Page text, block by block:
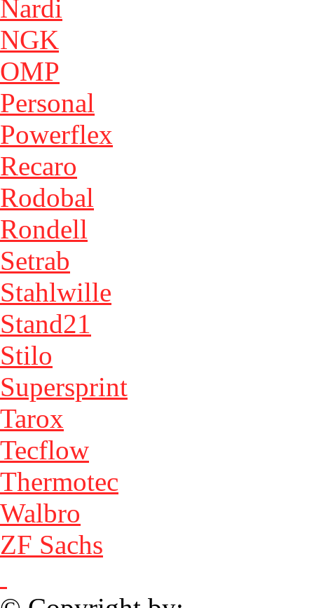
Nardi
NGK
OMP
Personal
Powerflex
Recaro
Rodobal
Rondell
Setrab
Stahlwille
Stand21
Stilo
Supersprint
Tarox
Tecflow
Thermotec
Walbro
ZF Sachs